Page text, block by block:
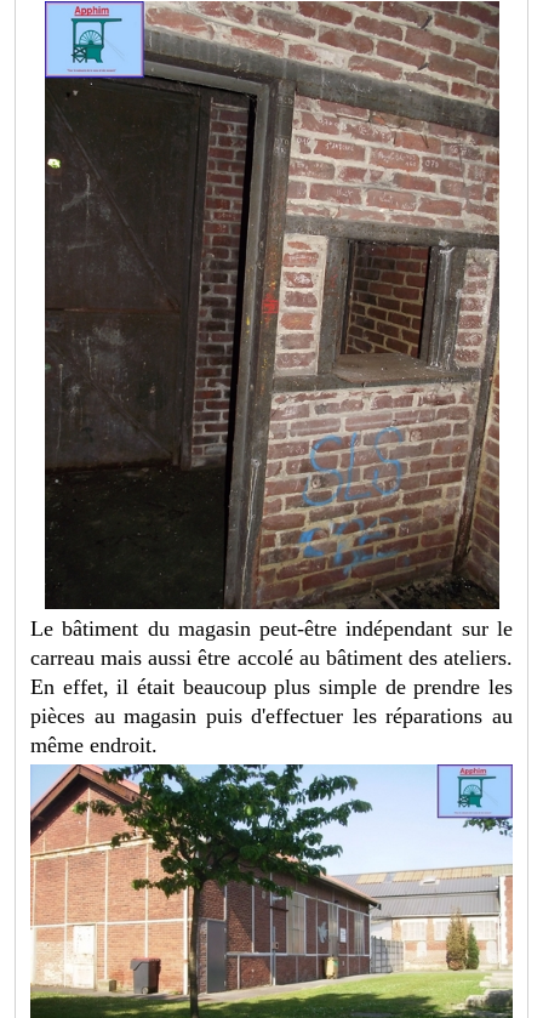
Le bâtiment du magasin peut-être indépendant sur le
carreau mais aussi être accolé au bâtiment des ateliers.
En effet, il était beaucoup plus simple de prendre les
pièces au magasin puis d'effectuer les réparations au
même endroit.